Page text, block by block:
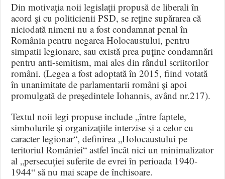
Din motivaţia noii legislaţii propusă de liberali în
acord şi cu politicienii PSD, se reţine supărarea că
niciodată nimeni nu a fost condamnat penal în
România pentru negarea Holocaustului, pentru
simpatii legionare, sau există prea puţine condamnări
pentru anti-semitism, mai ales din rândul scriitorilor
români. (Legea a fost adoptată în 2015, fiind votată
în unanimitate de parlamentarii români şi apoi
promulgată de preşedintele Iohannis, având nr.217).
Textul noii legi propuse include „între faptele,
simbolurile şi organizaţiile interzise şi a celor cu
caracter legionar“, definirea „Holocaustului pe
teritoriul României“ astfel încât nici un minimalizator
al „persecuţiei suferite de evrei în perioada 1940-
1944“ să nu mai scape de închisoare.